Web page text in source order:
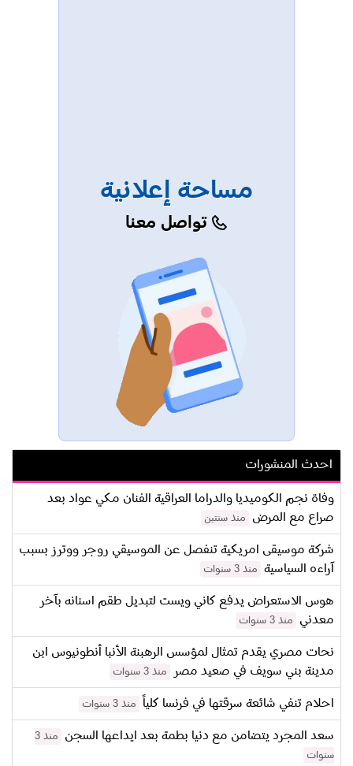
مساحة إعلانية
تواصل معنا
احدث المنشورات
وفاة نجم الكوميديا والدراما العراقية الفنان مكي عواد بعد
صراع مع المرض
منذ سنتين
شركة موسيقى امريكية تنفصل عن الموسيقي روجر ووترز بسبب
آراءه السياسية
منذ 3 سنوات
هوس الاستعراض يدفع كاني ويست لتبديل طقم اسنانه بآخر
معدني
منذ 3 سنوات
نحات مصري يقدم تمثال لمؤسس الرهبنة الأنبا أنطونيوس ابن
مدينة بني سويف في صعيد مصر
منذ 3 سنوات
احلام تنفي شائعة سرقتها في فرنسا كلياً منذ 3 سنوات
سعد المجرد يتضامن مع دنيا بطمة بعد ايداعها السجن
منذ 3
سنوات